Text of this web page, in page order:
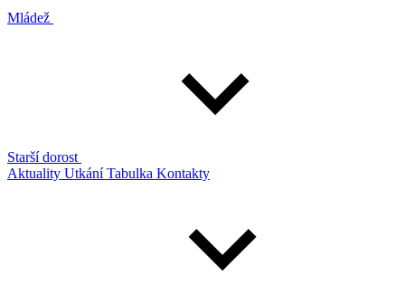
Mládež
Starší dorost
Aktuality UtkáníTabulka Kontakty